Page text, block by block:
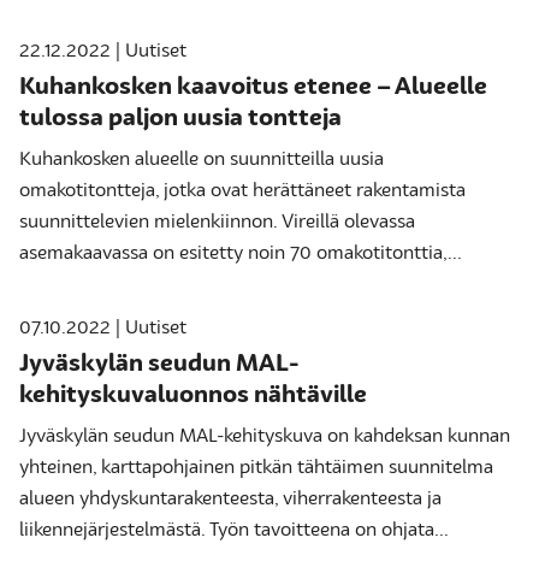
22.12.2022 | Uutiset
Kuhankosken kaavoitus etenee – Alueelle
tulossa paljon uusia tontteja
Kuhankosken alueelle on suunnitteilla uusia
omakotitontteja, jotka ovat herättäneet rakentamista
suunnittelevien mielenkiinnon. Vireillä olevassa
asemakaavassa on esitetty noin 70 omakotitonttia,...
07.10.2022 | Uutiset
Jyväskylän seudun MAL-
kehityskuvaluonnos nähtäville
Jyväskylän seudun MAL-kehityskuva on kahdeksan kunnan
yhteinen, karttapohjainen pitkän tähtäimen suunnitelma
alueen yhdyskuntarakenteesta, viherrakenteesta ja
liikennejärjestelmästä. Työn tavoitteena on ohjata...